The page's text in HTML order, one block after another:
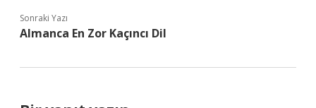
Sonraki Yazı
Almanca En Zor Kaçıncı Dil